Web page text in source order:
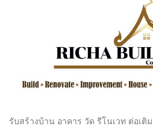
รับสร้างบ้าน อาคาร วัด รีโนเวท ต่อเติ